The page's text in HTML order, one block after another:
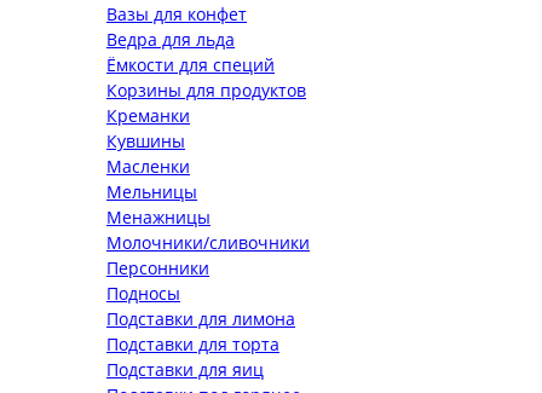
Вазы для конфет
Ведра для льда
Ёмкости для специй
Корзины для продуктов
Креманки
Кувшины
Масленки
Мельницы
Менажницы
Молочники/сливочники
Персонники
Подносы
Подставки для лимона
Подставки для торта
Подставки для яиц